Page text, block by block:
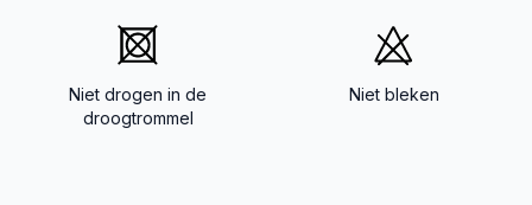
Niet drogen in de
droogtrommel
Niet bleken